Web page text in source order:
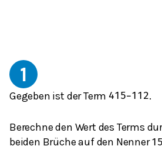
1
Gegeben ist der Term 415−1 12.
Berechne den Wert des Terms
beiden Brüche auf den Nenner15